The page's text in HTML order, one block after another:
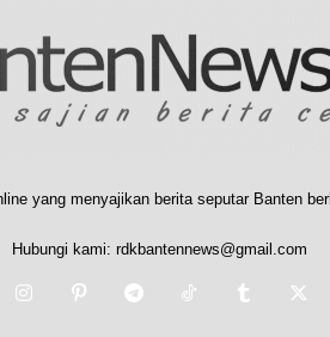
yang menyajikan berita seputar Banten
Hubungi kami: rdkbantennews@gmail.com